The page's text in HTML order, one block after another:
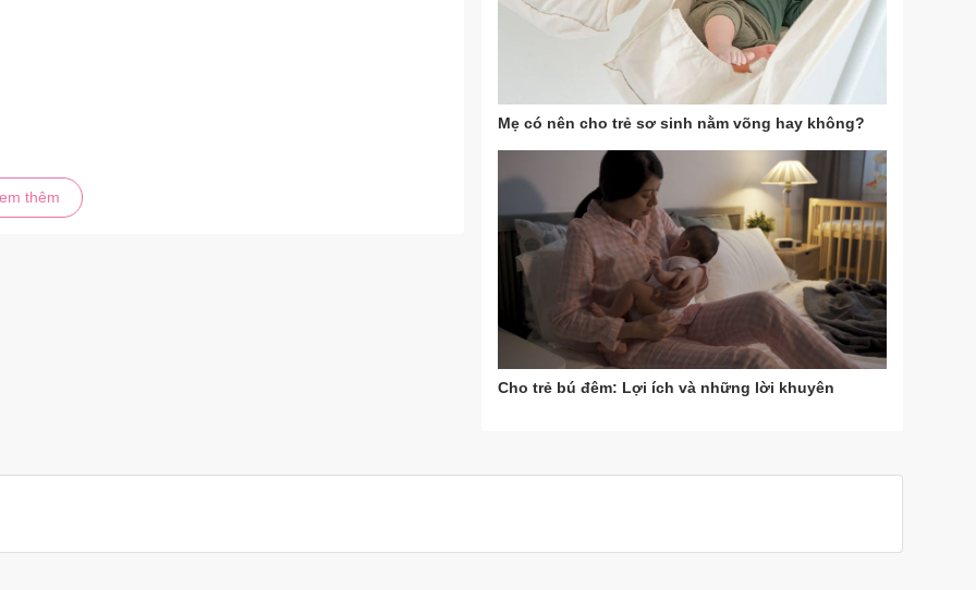
thêm
Mẹ có nên cho trẻ sơ sinh nằm võng hay không?
Cho trẻ bú đêm: Lợi ích và những lời khuyên